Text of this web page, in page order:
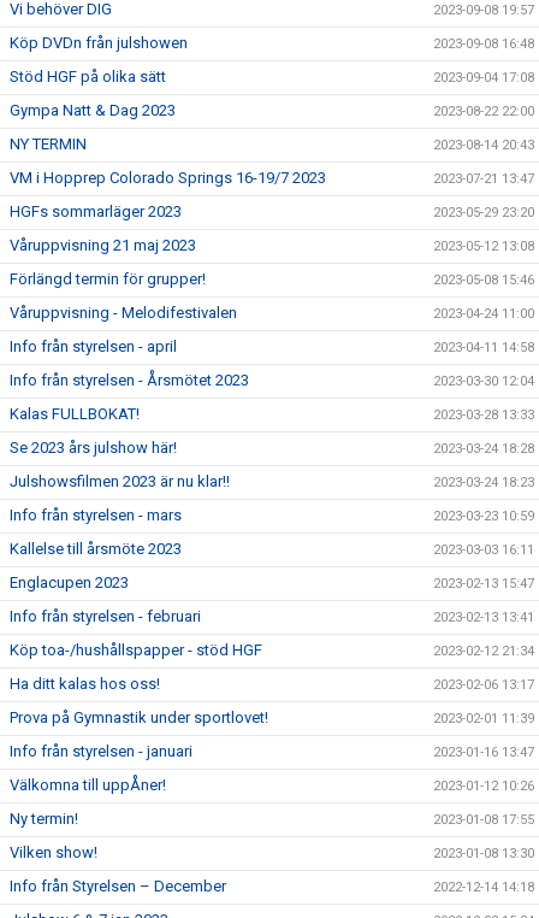
Vi behöver DIG 2023-09-08 19:57
Köp DVDn från julshowen 2023-09-08 16:48
Stöd HGF på olika sätt 2023-09-04 17:08
Gympa Natt & Dag 2023 2023-08-22 22:00
NY TERMIN 2023-08-14 20:43
VM i Hopprep Colorado Springs 16-19/7 2023 2023-07-21 13:47
HGFs sommarläger 2023 2023-05-29 23:20
Våruppvisning 21 maj 2023 2023-05-12 13:08
Förlängd termin för grupper! 2023-05-08 15:46
Våruppvisning - Melodifestivalen 2023-04-24 11:00
Info från styrelsen - april 2023-04-11 14:58
Info från styrelsen - Årsmötet 2023 2023-03-30 12:04
Kalas FULLBOKAT! 2023-03-28 13:33
Se 2023 års julshow här! 2023-03-24 18:28
Julshowsfilmen 2023 är nu klar!! 2023-03-24 18:23
Info från styrelsen - mars 2023-03-23 10:59
Kallelse till årsmöte 2023 2023-03-03 16:11
Englacupen 2023 2023-02-13 15:47
Info från styrelsen - februari 2023-02-13 13:41
Köp toa-/hushållspapper - stöd HGF 2023-02-12 21:34
Ha ditt kalas hos oss! 2023-02-06 13:17
Prova på Gymnastik under sportlovet! 2023-02-01 11:39
Info från styrelsen - januari 2023-01-16 13:47
Välkomna till uppÅner! 2023-01-12 10:26
Ny termin! 2023-01-08 17:55
Vilken show! 2023-01-08 13:30
Info från Styrelsen – December 2022-12-14 14:18